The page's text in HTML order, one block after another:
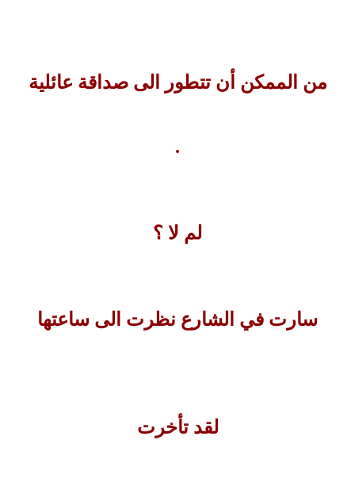
من الممكن أن تتطور الى صداقة عائلية
.
لم لا ؟
سارت في الشارع نظرت الى ساعتها
لقد تأخرت